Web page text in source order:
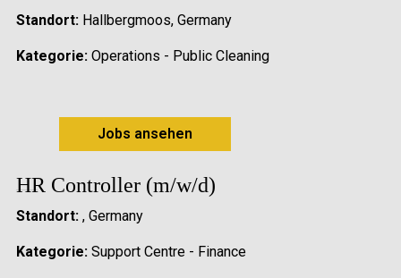
Standort:Hallbergmoos, Germany
Kategorie:Operations - Public Cleaning
Jobs ansehen
HR Controller (m/w/d)
Standort:, Germany
Kategorie:Support Centre - Finance